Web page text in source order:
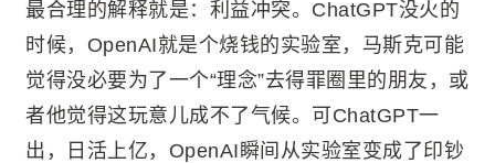
最合理的解释就是：利益冲突。ChatGPT没火的
时候，OpenAI就是个烧钱的实验室，马斯克可能
觉得没必要为了一个“理念”去得罪圈里的朋友，或
者他觉得这玩意儿成不了气候。可ChatGPT一
出，日活上亿，OpenAI瞬间从实验室变成了印钞